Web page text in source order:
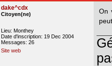
dake^cdx
Citoyen(ne)
Lieu: Monthey
Date d'inscription: 19 Dec 2004
Messages: 26
Site web
On